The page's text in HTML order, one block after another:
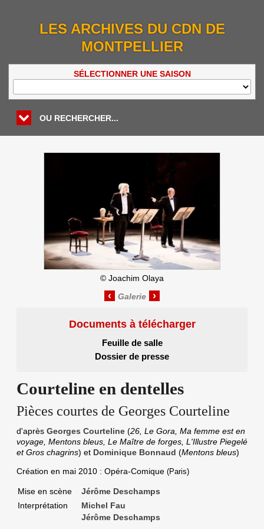
LES ARCHIVES DU CDN DE
MONTPELLIER
SÉLECTIONNER UNE SAISON
OU RECHERCHER...
© Joachim Olaya
‹ ›
Documents à télécharger
Feuille de salle
Dossier de presse
Courteline en dentelles
Pièces courtes de Georges Courteline
d'après Georges Courteline (26, Le Gora, Ma femme est en
voyage, Mentons bleus, Le Maître de forges, L'Illustre Piegelé
et Gros chagrins) et Dominique Bonnaud (Mentons bleus)
Création en mai 2010 : Opéra-Comique (Paris)
Mise en scène
Jérôme Deschamps
Interprétation
Michel Fau
Jérôme Deschamps